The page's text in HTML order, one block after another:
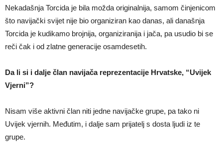
Nekadašnja Torcida je bila možda originalnija, samom činjenicom
što navijački svijet nije bio organiziran kao danas, ali današnja
Torcida je kudikamo brojnija, organiziranija i jača, pa usudio bi se
reči čak i od zlatne generacije osamdesetih.
Da li si i dalje član navijača reprezentacije Hrvatske, “Uvijek
Vjerni”?
Nisam više aktivni član niti jedne navijačke grupe, pa tako ni
Uvijek vjernih. Međutim, i dalje sam prijatelj s dosta ljudi iz te
grupe.